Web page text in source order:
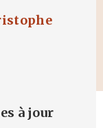
à jour